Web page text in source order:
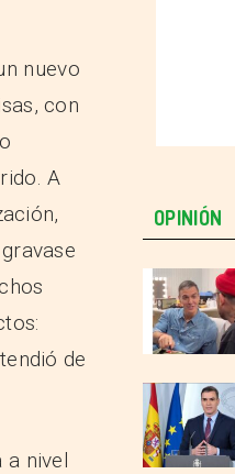
nuevo
con
A
de
a nivel
OPINIÓN